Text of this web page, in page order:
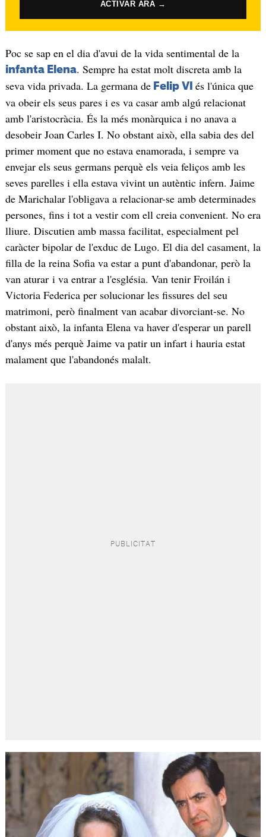
ACTIVAR ARA →
Poc se sap en el dia d'avui de la vida sentimental de la
infanta Elena. Sempre ha estat molt discreta amb la
seva vida privada. La germana de Felip VI és l'única que
va obeir els seus pares i es va casar amb algú relacionat
amb l'aristocràcia. És la més monàrquica i no anava a
desobeir Joan Carles I. No obstant això, ella sabia des del
primer moment que no estava enamorada, i sempre va
envejar els seus germans perquè els veia feliços amb les
seves parelles i ella estava vivint un autèntic infern. Jaime
de Marichalar l'obligava a relacionar-se amb determinades
persones, fins i tot a vestir com ell creia convenient. No era
lliure. Discutien amb massa facilitat, especialment pel
caràcter bipolar de l'exduc de Lugo. El dia del casament, la
filla de la reina Sofia va estar a punt d'abandonar, però la
van aturar i va entrar a l'església. Van tenir Froilán i
Victoria Federica per solucionar les fissures del seu
matrimoni, però finalment van acabar divorciant-se. No
obstant això, la infanta Elena va haver d'esperar un parell
d'anys més perquè Jaime va patir un infart i hauria estat
malament que l'abandonés malalt.